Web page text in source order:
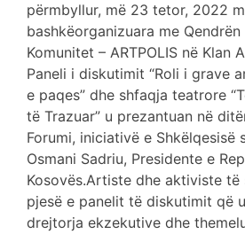
përmbyllur, më 23 tetor, 2022
bashkëorganizuara me
Komunitet – ARTPOLIS në Klan
Paneli i diskutimit “Roli i grave
e paqes” dhe shfaqja teatrore
të Trazuar” u prezantuan në
Forumi, iniciativë e Shkëlqesisë
Osmani Sadriu, Presidente e
Kosovës.Artiste dhe aktiviste të
pjesë e panelit të diskutimit që
drejtorja ekzekutive dhe